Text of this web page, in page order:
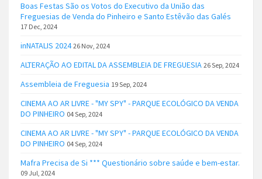
Boas Festas São os Votos do Executivo da União das
Freguesias de Venda do Pinheiro e Santo Estêvão das Galés
17 Dec, 2024
inNATALIS 2024 26 Nov, 2024
ALTERAÇÃO AO EDITAL DA ASSEMBLEIA DE FREGUESIA 26 Sep, 2024
Assembleia de Freguesia 19 Sep, 2024
CINEMA AO AR LIVRE - "MY SPY" - PARQUE ECOLÓGICO DA VENDA
DO PINHEIRO 04 Sep, 2024
CINEMA AO AR LIVRE - "MY SPY" - PARQUE ECOLÓGICO DA VENDA
DO PINHEIRO 04 Sep, 2024
Mafra Precisa de Si *** Questionário sobre saúde e bem-estar.
09 Jul, 2024